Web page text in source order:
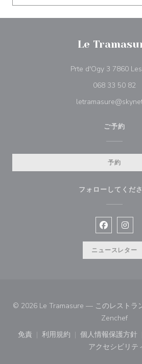
Le
Prte d'Ogy 3 7860
068 33 50 82
ご予約
予約
フォローしてくだ
Facebook
ニュースレター
© 2026 Le Tramasure — このレストラ
Zenchef((新
免責
((新しいウィンドウで開きます))
利用規約
((新しいウィンドウで開
個人情報保護方針
((新しい
アクセシビリテ
((新し